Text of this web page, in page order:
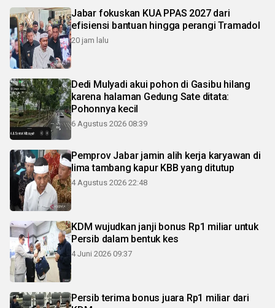
Jabar fokuskan KUA PPAS 2027 dari
efisiensi bantuan hingga perangi Tramadol
20 jam lalu
Dedi Mulyadi akui pohon di Gasibu hilang
karena halaman Gedung Sate ditata:
Pohonnya kecil
6 Agustus 2026 08:39
Pemprov Jabar jamin alih kerja karyawan di
lima tambang kapur KBB yang ditutup
4 Agustus 2026 22:48
KDM wujudkan janji bonus Rp1 miliar untuk
Persib dalam bentuk kes
4 Juni 2026 09:37
Persib terima bonus juara Rp1 miliar dari